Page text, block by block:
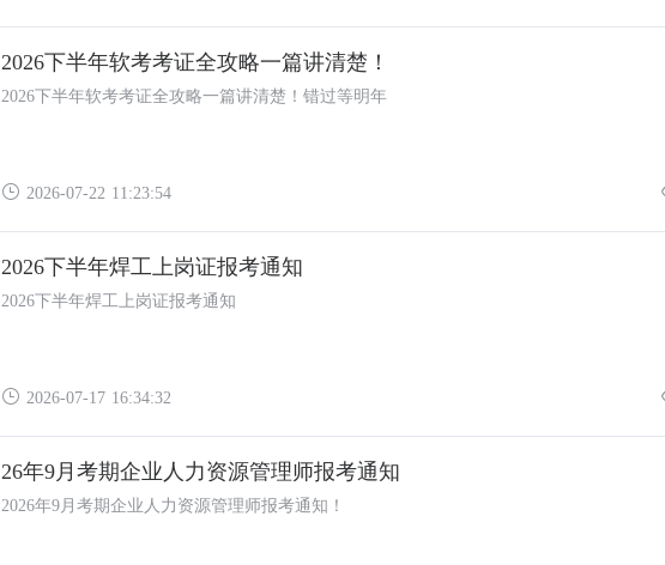
2026下半年软考考证全攻略一篇讲清楚！
2026下半年软考考证全攻略一篇讲清楚！错过等明年
2026-07-22 11:23:54
2026下半年焊工上岗证报考通知
2026下半年焊工上岗证报考通知
2026-07-17 16:34:32
26年9月考期企业人力资源管理师报考通知
2026年9月考期企业人力资源管理师报考通知！